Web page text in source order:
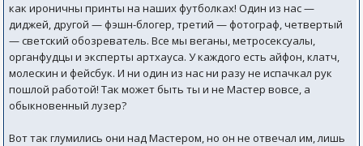
как ироничны принты на наших футболках! Один из нас —
диджей, другой — фэшн-блогер, третий — фотограф, четвертый
— светский обозреватель. Все мы веганы, метросексуалы,
органфудцы и эксперты артхауса. У каждого есть айфон, клатч,
молескин и фейсбук. И ни один из нас ни разу не испачкал рук
пошлой работой! Так может быть ты и не Мастер вовсе, а
обыкновенный лузер?
Вот так глумились они над Мастером, но он не отвечал им, лишь